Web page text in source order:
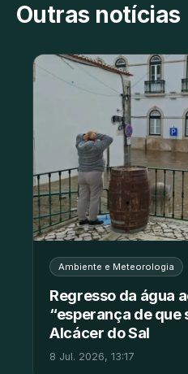
Outras notícias
Ambiente e Meteorologia
Regresso da água
“esperança de que
Alcácer do Sal
8 Jul. 2026, 13:17